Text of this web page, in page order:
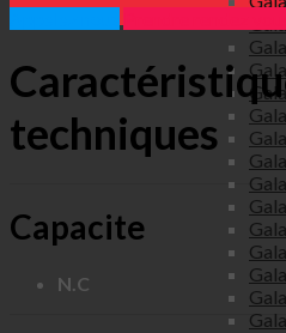
techniques
Capacite
N.C